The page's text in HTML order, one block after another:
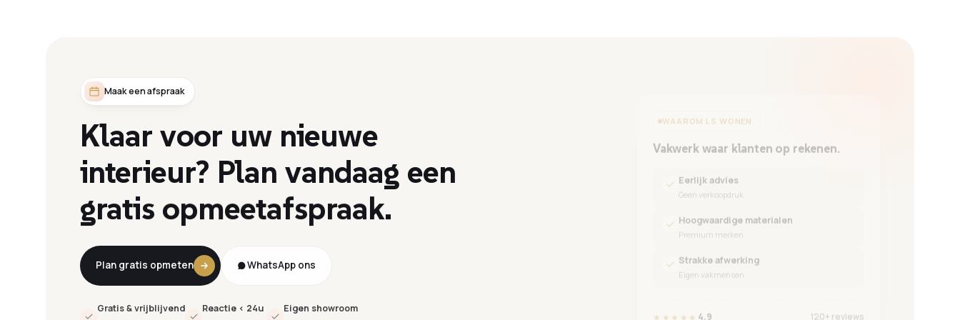
Maak een afspraak
Klaar voor uw nieuwe
interieur? Plan vandaag een
gratis opmeetafspraak.
Plan gratis opmeten WhatsApp ons
Gratis & vrijblijvend Reactie < 24u Eigen showroom
WAAROM LS WONEN
Vakwerk waar klanten op rekenen.
Eerlijk advies
Geen verkoopdruk
Hoogwaardige materialen
Premium merken
Strakke afwerking
Eigen vakmensen